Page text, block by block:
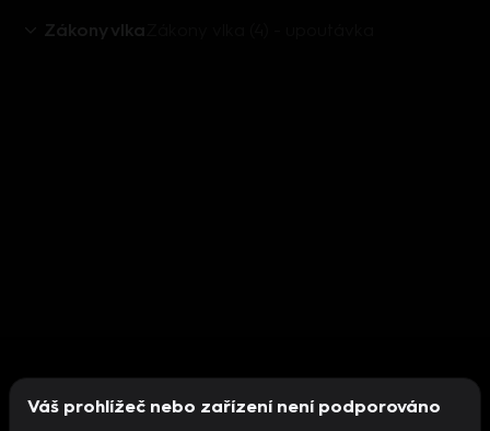
Zákony vlka
Váš prohlížeč nebo zařízení není podporováno